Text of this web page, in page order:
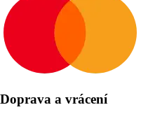
Doprava a vrácení